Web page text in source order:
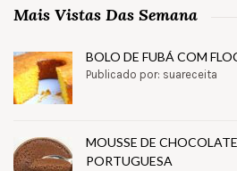
Mais Vistas Das Semana
BOLO DE FUBÁ COM
Publicado por: suareceita
MOUSSE DE
PORTUGUESA